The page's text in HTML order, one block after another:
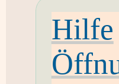
Hilfe